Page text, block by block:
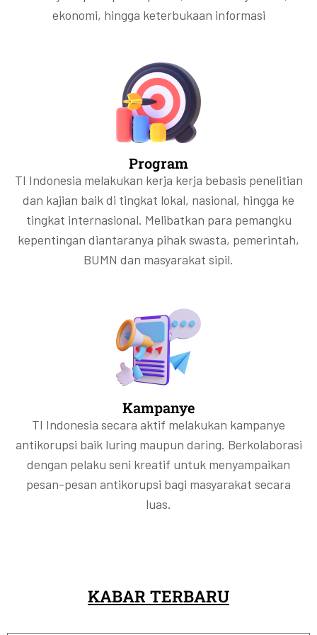
ekonomi, hingga keterbukaan informasi
Program
TI Indonesia melakukan kerja kerja bebasis penelitian
dan kajian baik di tingkat lokal, nasional, hingga ke
tingkat internasional. Melibatkan para pemangku
kepentingan diantaranya pihak swasta, pemerintah,
BUMN dan masyarakat sipil.
Kampanye
TI Indonesia secara aktif melakukan kampanye
antikorupsi baik luring maupun daring. Berkolaborasi
dengan pelaku seni kreatif untuk menyampaikan
pesan-pesan antikorupsi bagi masyarakat secara
luas.
KABAR TERBARU